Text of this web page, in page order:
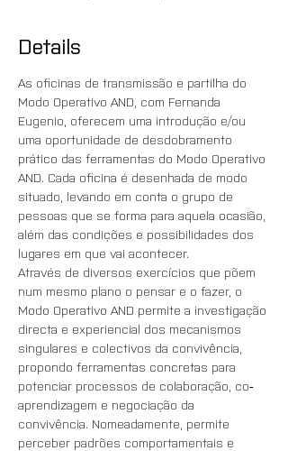
Details
As oficinas de transmissão e partilha do
Modo Operativo AND, com Fernanda
Eugenio, oferecem uma introdução e/ou
uma oportunidade de desdobramento
prático das ferramentas do Modo Operativo
AND. Cada oficina é desenhada de modo
situado, levando em conta o grupo de
pessoas que se forma para aquela ocasião,
além das condições e possibilidades dos
lugares em que vai acontecer.
Através de diversos exercícios que põem
num mesmo plano o pensar e o fazer, o
Modo Operativo AND permite a investigação
directa e experiencial dos mecanismos
singulares e colectivos da convivência,
propondo ferramentas concretas para
potenciar processos de colaboração, co‐
aprendizagem e negociação da
convivência. Nomeadamente, permite
perceber padrões comportamentais e